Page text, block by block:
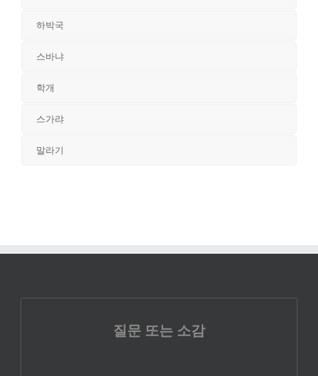
하박국
스바냐
학개
스가랴
말라기
질문 또는 소감